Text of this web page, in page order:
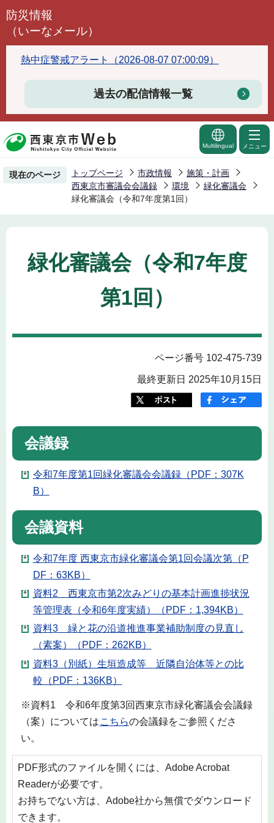
こ
頭
で
防災情報
（いーなメール）
熱中症警戒アラート（2026-08-07 07:00:09）
過去の配信情報一覧
Multilingual メニュー
現在のページ トップページ 市政情報
施策・計画
西東京市審議会会議録
環境
緑化審議会
緑化審議会（令和7年度第1回）
緑化審議会（令和7年度
第1回）
ページ番号 102-475-739
最終更新日 2025年10月15日
会議録
令和7年度第1回緑化審議会会議録（PDF：307K
B）
会議資料
令和7年度 西東京市緑化審議会第1回会議次第（P
DF：63KB）
資料2 西東京市第2次みどりの基本計画進捗状況
等管理表（令和6年度実績）（PDF：1,394KB）
資料3 緑と花の沿道推進事業補助制度の見直し
（素案）（PDF：262KB）
資料3（別紙）生垣造成等 近隣自治体等との比
較（PDF：136KB）
※資料1 令和6年度第3回西東京市緑化審議会会議録
（案）については こちらの会議録をご参照くださ
い。
PDF形式のファイルを開くには、Adobe Acrobat
Readerが必要です。
お持ちでない方は、Adobe社から無償でダウンロード
できます。